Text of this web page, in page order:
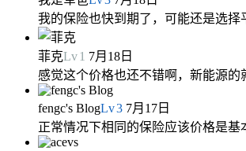
我的保险也快到期了，可能还是选择
菲克Lv1 7月18日
感觉这个价格也还不错啊，新能源的
fengc's BlogLv3 7月17日
正常情况下相同的保险应该价格是基